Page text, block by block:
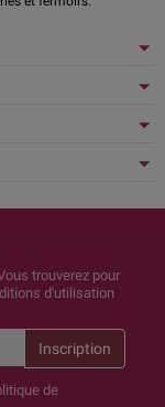
trouverez pour
d'utilisation
de